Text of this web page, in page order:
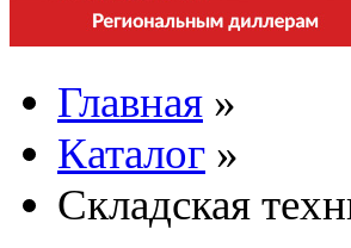
Главная »
Каталог »
Складская